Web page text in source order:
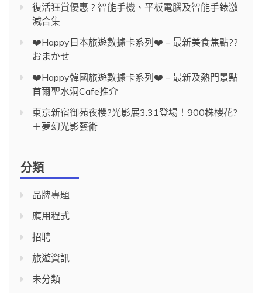
復活狂賞優惠 ? 智能手機、平板電腦及智能手錶激
減合集
❤️Happy日本旅遊數據卡系列❤️ – 最新美食焦點??
おまかせ
❤️Happy韓國旅遊數據卡系列❤️ – 最新及熱門景點
首爾聖水洞Cafe推介
東京新宿御苑夜櫻?光影展3.31登場！900株櫻花?
＋夢幻光影藝術
分類
品牌專題
應用程式
招聘
旅遊資訊
未分類